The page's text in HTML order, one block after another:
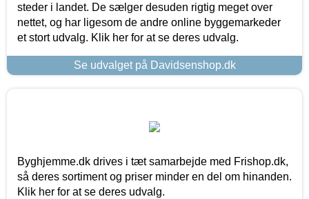
steder i landet. De sælger desuden rigtig meget over
nettet, og har ligesom de andre online byggemarkeder
et stort udvalg. Klik her for at se deres udvalg.
Se udvalget på Davidsenshop.dk
Byghjemme.dk drives i tæt samarbejde med Frishop.dk,
så deres sortiment og priser minder en del om hinanden.
Klik her for at se deres udvalg.